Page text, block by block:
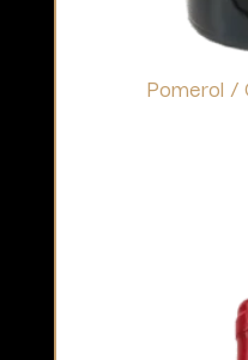
Pomerol /